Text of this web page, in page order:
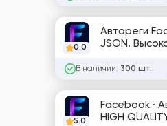
0.0
Автореги
JSON.
В наличии: 300 шт.
5.0
Facebook ·
HIGH